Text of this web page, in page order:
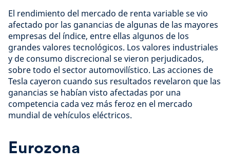
El rendimiento del mercado de renta variable se vio
afectado por las ganancias de algunas de las mayores
empresas del índice, entre ellas algunos de los
grandes valores tecnológicos. Los valores industriales
y de consumo discrecional se vieron perjudicados,
sobre todo el sector automovilístico. Las acciones de
Tesla cayeron cuando sus resultados revelaron que las
ganancias se habían visto afectadas por una
competencia cada vez más feroz en el mercado
mundial de vehículos eléctricos.
Eurozona